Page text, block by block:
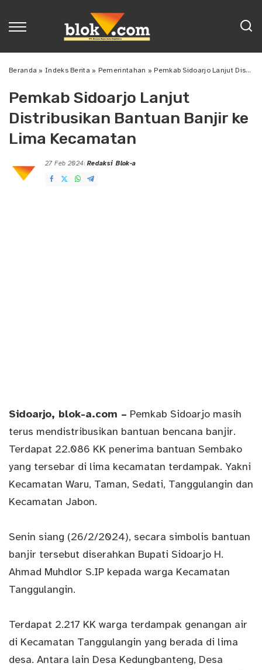
Beranda »Indeks Berita » Pemerintahan »Pemkab Sidoarjo Lanjut Distribusikan Bantuan Banjir ke Lima Kecamatan
Pemkab Sidoarjo Lanjut
Distribusikan Bantuan Banjir ke
Lima Kecamatan
27 Feb 2024
Posted
by
Redaksi Blok-a
Sidoarjo, blok-a.com – Pemkab Sidoarjo masih
terus mendistribusikan bantuan bencana banjir.
Terdapat 22.086 KK penerima bantuan Sembako
yang tersebar di lima kecamatan terdampak. Yakni
Kecamatan Waru, Taman, Sedati, Tanggulangin dan
Kecamatan Jabon.
Senin siang (26/2/2024), secara simbolis bantuan
banjir tersebut diserahkan Bupati Sidoarjo H.
Ahmad Muhdlor S.IP kepada warga Kecamatan
Tanggulangin.
Terdapat 2.217 KK warga terdampak genangan air
di Kecamatan Tanggulangin yang berada di lima
desa. Antara lain Desa Kedungbanteng, Desa